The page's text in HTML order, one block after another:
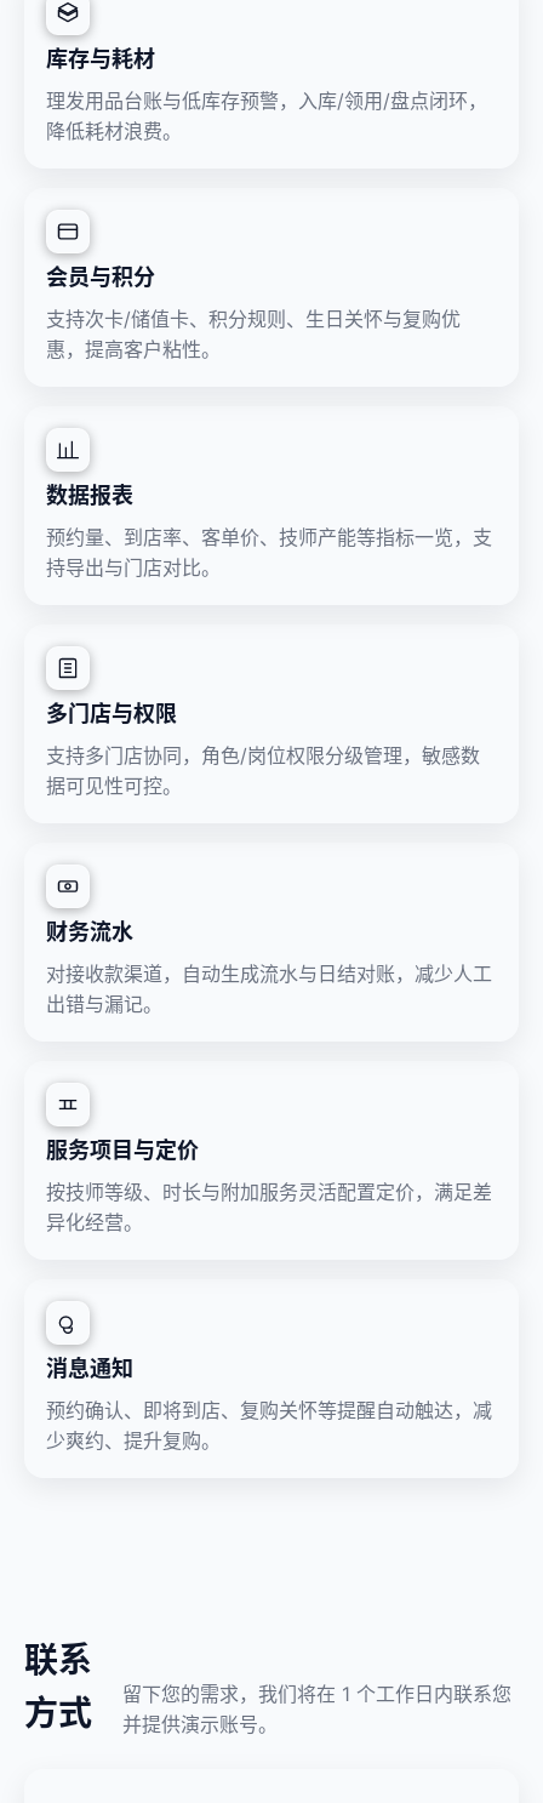
库存与耗材
理发用品台账与低库存预警，入库/领用/盘点闭环，
降低耗材浪费。
会员与积分
支持次卡/储值卡、积分规则、生日关怀与复购优
惠，提高客户粘性。
数据报表
预约量、到店率、客单价、技师产能等指标一览，支
持导出与门店对比。
多门店与权限
支持多门店协同，角色/岗位权限分级管理，敏感数
据可见性可控。
财务流水
对接收款渠道，自动生成流水与日结对账，减少人工
出错与漏记。
服务项目与定价
按技师等级、时长与附加服务灵活配置定价，满足差
异化经营。
消息通知
预约确认、即将到店、复购关怀等提醒自动触达，减
少爽约、提升复购。
联系
方式
留下您的需求，我们将在 1 个工作日内联系您
并提供演示账号。